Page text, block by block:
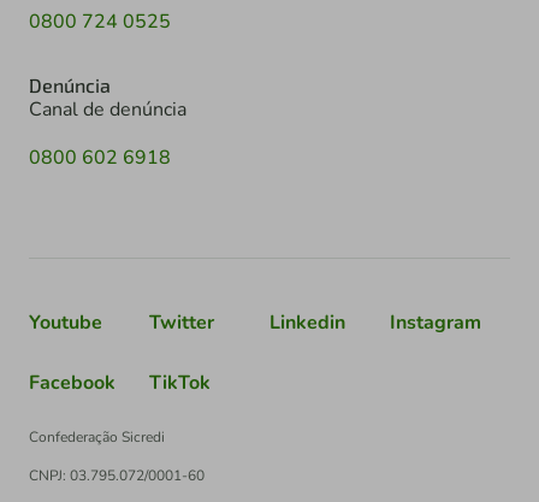
0800 724 0525
Denúncia
Canal de denúncia
0800 602 6918
Youtube Twitter Linkedin Instagram
Facebook TikTok
Confederação Sicredi
CNPJ: 03.795.072/0001-60